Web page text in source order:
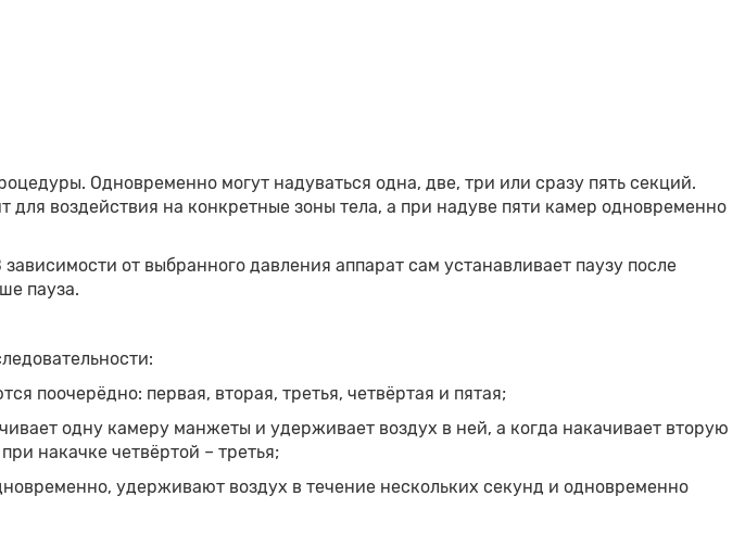
Одновременно могут надуваться одна, две, три или сразу пять секций.
воздействия на конкретные зоны тела, а при надуве пяти камер одновременно
от выбранного давления аппарат сам устанавливает паузу после
пауза.
поочерёдно: первая, вторая, третья, четвёртая и пятая;
одну камеру манжеты и удерживает воздух в ней, а когда накачивает вторую
накачке четвёртой – третья;
удерживают воздух в течение нескольких секунд и одновременно